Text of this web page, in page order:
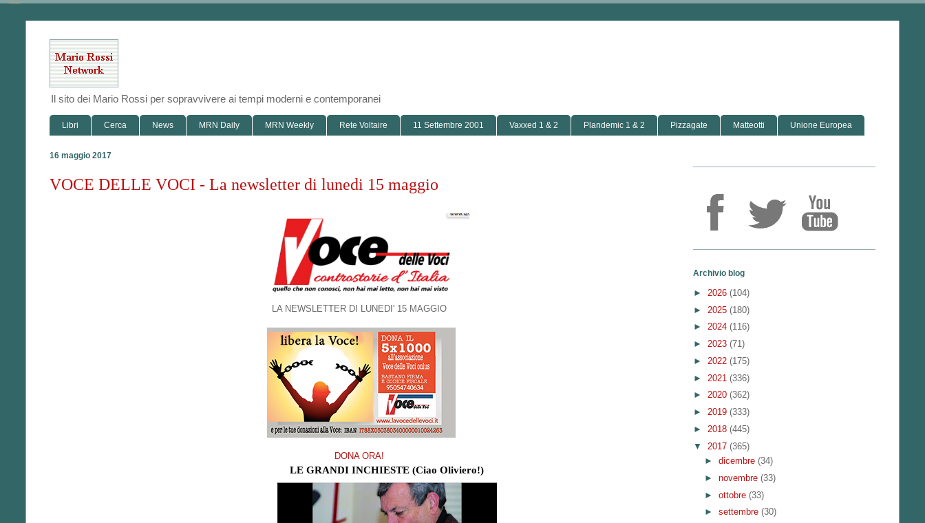
Il sito dei Mario Rossi per sopravvivere ai tempi moderni e contemporanei
Libri Cerca News MRN Daily MRN Weekly Rete Voltaire 11 Settembre 2001 Vaxxed 1 & 2 Plandemic 1 & 2 Pizzagate Matteotti Unione Europea
16 maggio 2017
VOCE DELLE VOCI - La newsletter di lunedi 15 maggio
LA NEWSLETTER DI LUNEDI' 15 MAGGIO
DONA ORA!
LE GRANDI INCHIESTE (Ciao Oliviero!)
Archivio blog
► 2026 (104)
► 2025 (180)
► 2024 (116)
► 2023 (71)
► 2022 (175)
► 2021 (336)
► 2020 (362)
► 2019 (333)
► 2018 (445)
▼ 2017 (365)
► dicembre (34)
► novembre (33)
► ottobre (33)
► settembre (30)